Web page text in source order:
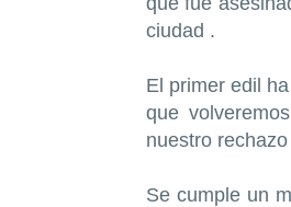
ciudad .
El primer edil
que
nuestro
Se cumple un